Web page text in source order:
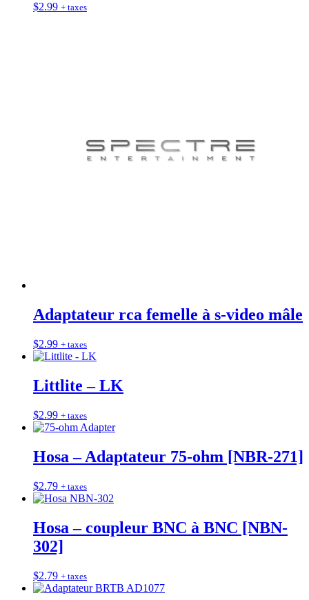
$2.99 + taxes
Adaptateur rca femelle à s-video mâle
$2.99 + taxes
Littlite – LK
$2.99 + taxes
Hosa – Adaptateur 75-ohm [NBR-271]
$2.79 + taxes
Hosa – coupleur BNC à BNC [NBN-
302]
$2.79 + taxes